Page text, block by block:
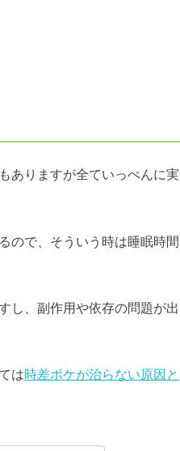
ありますが全ていっぺんに実
ので、そういう時は睡眠時間
し、副作用や依存の問題が出
は時差ボケが治らない原因と